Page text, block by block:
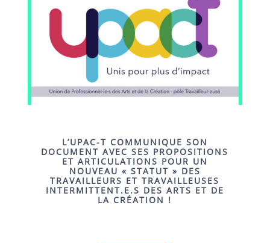
L’UPAC-T COMMUNIQUE SON
DOCUMENT AVEC SES PROPOSITIONS
ET ARTICULATIONS POUR UN
NOUVEAU « STATUT » DES
TRAVAILLEURS ET TRAVAILLEUSES
INTERMITTENT.E.S DES ARTS ET DE
LA CRÉATION !